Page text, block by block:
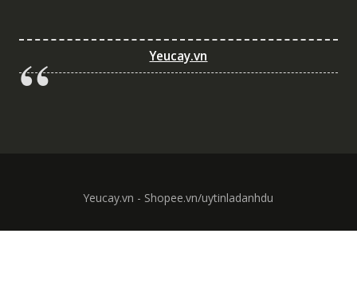
Yeucay.vn
Yeucay.vn - Shopee.vn/uytinladanhdu